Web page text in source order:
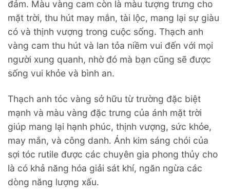
đảm. Màu vàng cam còn là màu tượng trưng cho
mặt trời, thu hút may mắn, tài lộc, mang lại sự giàu
có và thịnh vượng trong cuộc sống. Thạch anh
vàng cam thu hút và lan tỏa niềm vui đến với mọi
người xung quanh, nhờ đó mà bạn cũng sẽ được
sống vui khỏe và bình an.
Thạch anh tóc vàng sở hữu từ trường đặc biệt
mạnh và màu vàng đặc trưng của ánh mặt trời
giúp mang lại hạnh phúc, thịnh vượng, sức khỏe,
may mắn, và công danh. Ánh kim sáng chói của
sợi tóc rutile được các chuyên gia phong thủy cho
là có khả năng hóa giải sát khí, ngăn ngừa các
dòng năng lượng xấu.